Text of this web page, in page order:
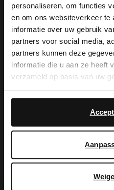
personaliseren, om functies
en om ons websiteverkeer te
informatie over uw gebruik
partners voor social media,
partners kunnen deze
informatie die u aan ze heeft
verzameld op basis van uw
wird mit einem
geschlossen. Als
wir das Carbon Pro-
Lieferung &
View this
It looks like your
you like to switch to
English